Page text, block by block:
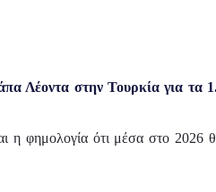
Λέοντα στην Τουρκία για τα
φημολογία ότι μέσα στο 2026